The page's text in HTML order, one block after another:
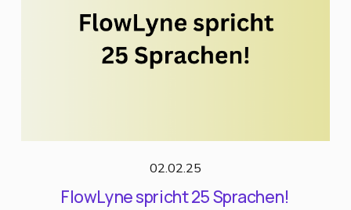
02.02.25
FlowLyne spricht 25 Sprachen!